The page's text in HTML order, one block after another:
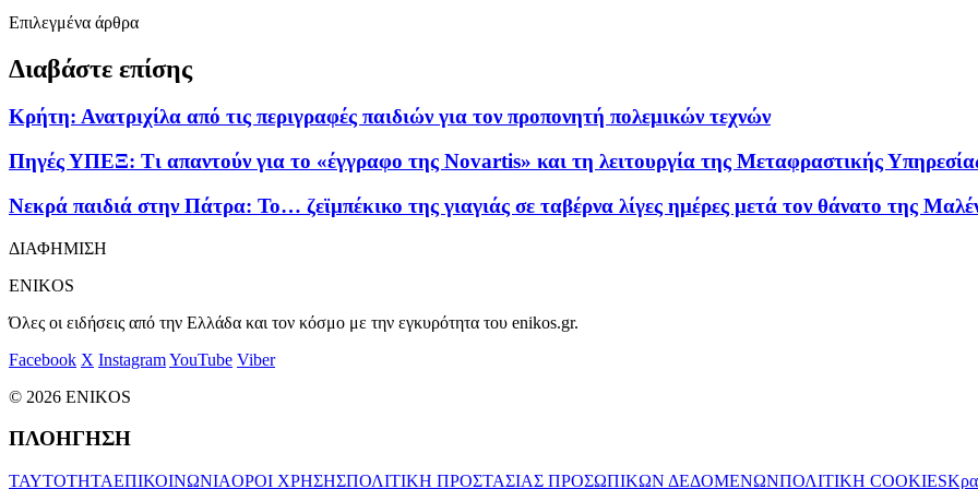
Επιλεγμένα άρθρα
Διαβάστε επίσης
Κρήτη: Ανατριχίλα από τις περιγραφές παιδιών για τον προπονητή πολεμικών τεχνών
Πηγές ΥΠΕΞ: Τι απαντούν για το «έγγραφο της Novartis» και τη λειτουργία της Μεταφραστικής
Νεκρά παιδιά στην Πάτρα: Το… ζεϊμπέκικο της γιαγιάς σε ταβέρνα λίγες ημέρες μετά τον θάνατο της
ΔΙΑΦΗΜΙΣΗ
ENIKOS
Όλες οι ειδήσεις από την Ελλάδα και τον κόσμο με την εγκυρότητα του enikos.gr.
Facebook X InstagramYouTube Viber
© 2026 ENIKOS
ΠΛΟΗΓΗΣΗ
ΤΑΥΤΟΤΗΤΑΕΠΙΚΟΙΝΩΝΙΑΟΡΟΙ ΧΡΗΣΗΣΠΟΛΙΤΙΚΗ ΠΡΟΣΤΑΣΙΑΣ ΠΡΟΣΩΠΙΚΩΝ ΔΕΔΟΜΕΝΩΝΠΟΛΙΤΙΚΗ COOKIES